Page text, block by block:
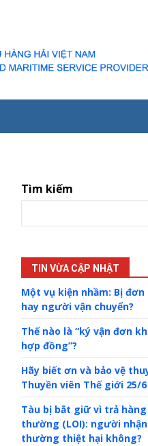
Tìm kiếm
TIN VỪA CẬP NHẬT
Một vụ kiện nhầm: Bị
hay người vận chuyển?
Thế nào là “ký vận đơn
hợp đồng”?
Hãy biết ơn và bảo vệ
Thuyền viên Thế giới 25/6
Tàu bị bắt giữ vì trả
thường (LOI): người
thường thiệt hại không?